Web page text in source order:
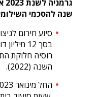
שנה להסכמי
סיוע חירום
רוסיה חלוקת
השנה (2022).